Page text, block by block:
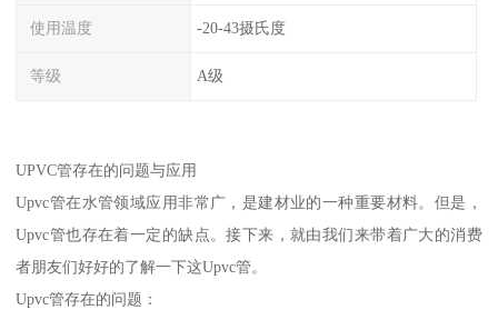
使用温度 -20-43摄氏度
等级 A级
UPVC管存在的问题与应用
Upvc管在水管领域应用非常广，是建材业的一种重要材料。但是，
Upvc管也存在着一定的缺点。接下来，就由我们来带着广大的消费
者朋友们好好的了解一下这Upvc管。
Upvc管存在的问题：